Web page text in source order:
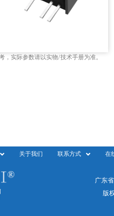
，实际参数请以实物/技术手册为准。
关于我们 联系方式 在
广东
版